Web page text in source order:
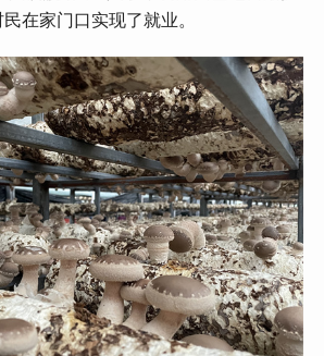
在家门口实现了就业。